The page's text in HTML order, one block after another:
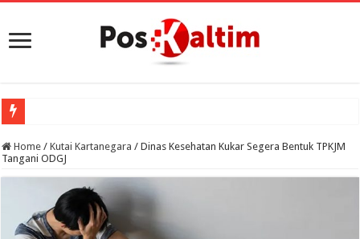
Home / Kutai Kartanegara / Dinas Kesehatan Kukar Segera Bentuk TPKJM
Tangani ODGJ